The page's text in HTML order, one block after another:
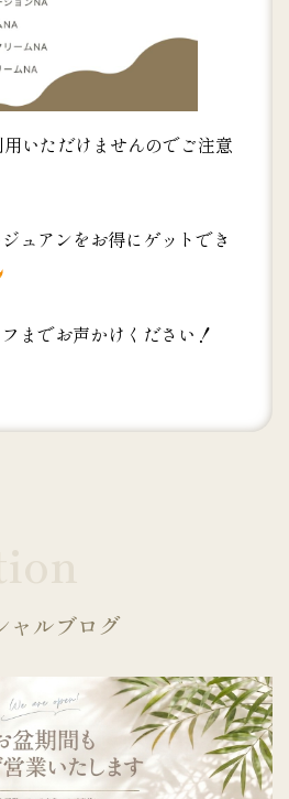
いただけませんのでご注意
ュアンをお得にゲットでき
までお声かけください！
ャルブログ